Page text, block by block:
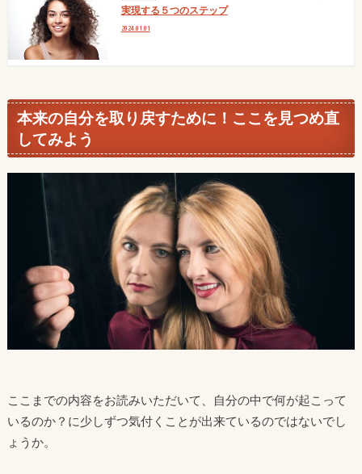
実現する５つのステップ
2024.01.01
本来の自分を取り戻すために！ここを見つめ直
してみよう
ここまでの内容をお読みいただいて、自分の中で何が起こって
いるのか？に少しずつ気付くことが出来ているのではないでし
ょうか。